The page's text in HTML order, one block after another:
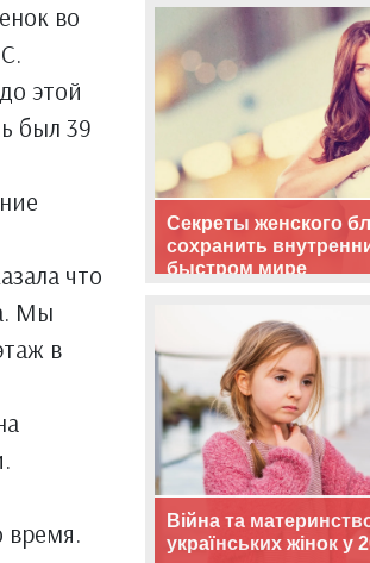
во
этой
был 39
что
Мы
в
время.
Секреты женского
сохранить
быстром мире
Війна та
українських жінок у